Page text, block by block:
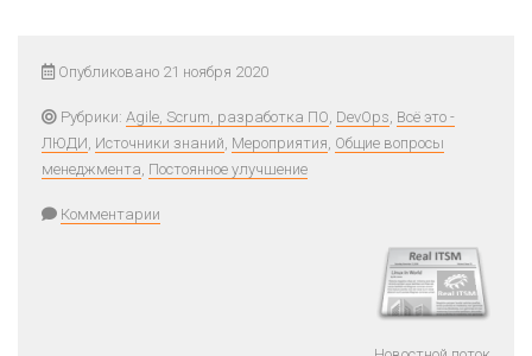
Опубликовано 21 ноября 2020
Рубрики: Agile, Scrum, разработка ПО, DevOps, Всё это -
ЛЮДИ, Источники знаний, Мероприятия, Общие вопросы
менеджмента, Постоянное улучшение
Комментарии